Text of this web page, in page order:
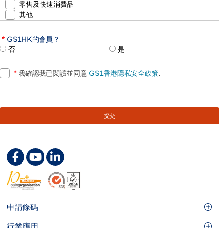
零售及快速消費品
其他
GS1HK的會員？
否
是
* 我確認我已閱讀並同意 GS1香港隱私安全政策.
Footer
Site
申請條碼
GS1條碼